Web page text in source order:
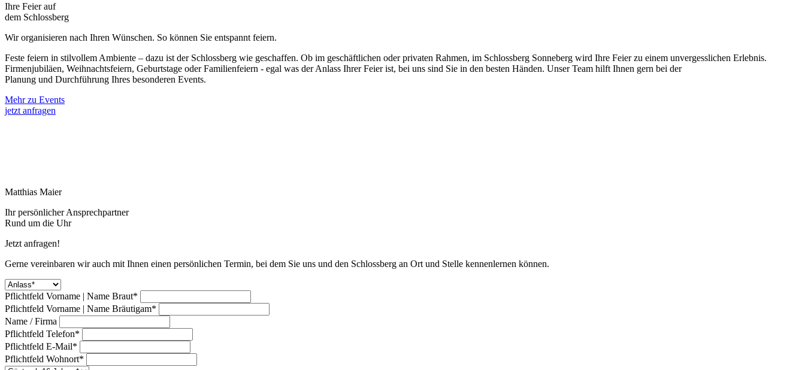
Ihre Feier auf
dem Schlossberg
Wir organisieren nach Ihren Wünschen. So können Sie entspannt feiern.
Feste feiern in stilvollem Ambiente – dazu ist der Schlossberg wie geschaffen. Ob im geschäftlichen oder privaten Rahmen, im Schlossberg Sonneberg wird Ihre Feier zu einem unvergesslichen Erlebnis.
Firmenjubiläen, Weihnachtsfeiern, Geburtstage oder Familienfeiern - egal was der Anlass Ihrer Feier ist, bei uns sind Sie in den besten Händen. Unser Team hilft Ihnen gern bei der
Planung und Durchführung Ihres besonderen Events.
Mehr zu Events
jetzt anfragen
Matthias Maier
Ihr persönlicher Ansprechpartner
Rund um die Uhr
Jetzt anfragen!
Gerne vereinbaren wir auch mit Ihnen einen persönlichen Termin, bei dem Sie uns und den Schlossberg an Ort und Stelle kennenlernen können.
Pflichtfeld Vorname | Name Braut*
Pflichtfeld Vorname | Name Bräutigam*
Name / Firma
Pflichtfeld Telefon*
Pflichtfeld E-Mail*
Pflichtfeld Wohnort*